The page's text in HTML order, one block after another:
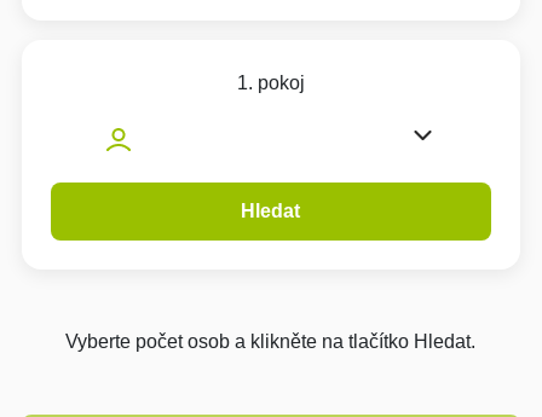
1. pokoj
Hledat
Vyberte počet osob a klikněte na tlačítko Hledat.